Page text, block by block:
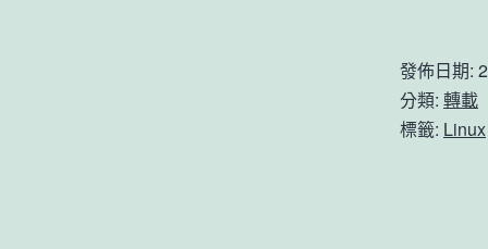
發佈日期:
分類: 轉載
標籤: Linux